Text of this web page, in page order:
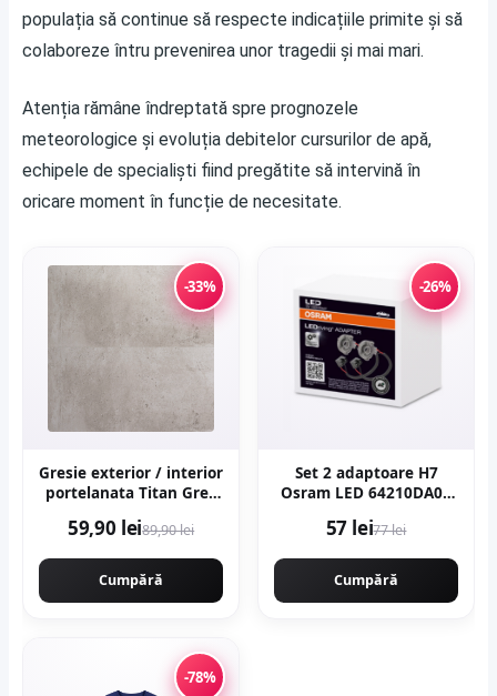
populația să continue să respecte indicațiile primite și să
colaboreze întru prevenirea unor tragedii și mai mari.
Atenția rămâne îndreptată spre prognozele
meteorologice și evoluția debitelor cursurilor de apă,
echipele de specialiști fiind pregătite să intervină în
oricare moment în funcție de necesitate.
-33%
Gresie exterior / interior
portelanata Titan Grey
rectificata aspect
59,90 lei89,90 lei
Cumpără
-26%
Set 2 adaptoare H7
Osram LED 64210DA08
57 lei77 lei
Cumpără
-78%